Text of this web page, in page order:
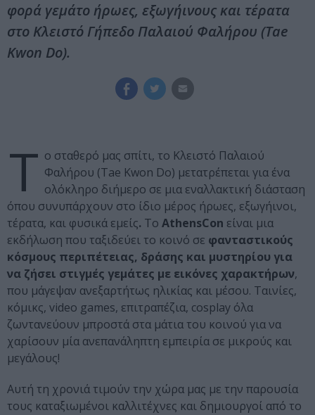
φορά γεμάτο ήρωες, εξωγήινους και τέρατα
στο Κλειστό Γήπεδο Παλαιού Φαλήρου (Tae
Kwon Do).
Τ ο σταθερό μας σπίτι, το Κλειστό Παλαιού
Φαλήρου (Tae Kwon Do) μετατρέπεται για ένα
ολόκληρο διήμερο σε μια εναλλακτική διάσταση
όπου συνυπάρχουν στο ίδιο μέρος ήρωες, εξωγήινοι,
τέρατα, και φυσικά εμείς. To AthensCon είναι μια
εκδήλωση που ταξιδεύει το κοινό σε φανταστικούς
κόσμους περιπέτειας, δράσης και μυστηρίου για
να ζήσει στιγμές γεμάτες με εικόνες χαρακτήρων,
που μάγεψαν ανεξαρτήτως ηλικίας και μέσου. Ταινίες,
κόμικς, video games, επιτραπέζια, cosplay όλα
ζωντανεύουν μπροστά στα μάτια του κοινού για να
χαρίσουν μία ανεπανάληπτη εμπειρία σε μικρούς και
μεγάλους!
Αυτή τη χρονιά τιμούν την χώρα μας με την παρουσία
τους καταξιωμένοι καλλιτέχνες και δημιουργοί από το